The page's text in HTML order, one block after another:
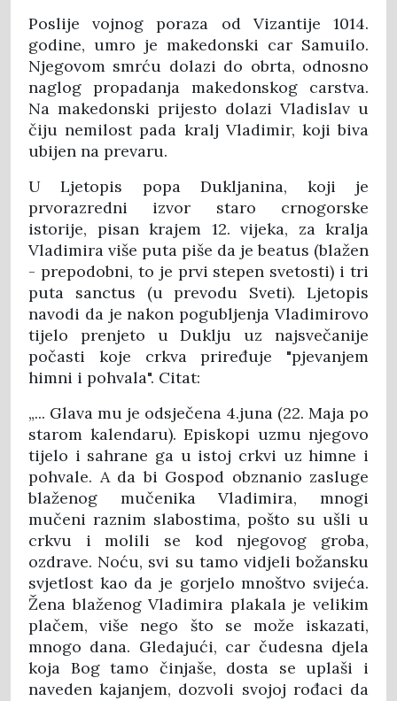
Poslije vojnog poraza od Vizantije 1014.
godine, umro je makedonski car Samuilo.
Njegovom smrću dolazi do obrta, odnosno
naglog propadanja makedonskog carstva.
Na makedonski prijesto dolazi Vladislav u
čiju nemilost pada kralj Vladimir, koji biva
ubijen na prevaru.
U Ljetopis popa Dukljanina, koji je
prvorazredni izvor staro crnogorske
istorije, pisan krajem 12. vijeka, za kralja
Vladimira više puta piše da je beatus (blažen
- prepodobni, to je prvi stepen svetosti) i tri
puta sanctus (u prevodu Sveti). Ljetopis
navodi da je nakon pogubljenja Vladimirovo
tijelo prenjeto u Duklju uz najsvečanije
počasti koje crkva priređuje "pjevanjem
himni i pohvala". Citat:
„... Glava mu je odsječena 4.juna (22. Maja po
starom kalendaru). Episkopi uzmu njegovo
tijelo i sahrane ga u istoj crkvi uz himne i
pohvale. A da bi Gospod obznanio zasluge
blaženog mučenika Vladimira, mnogi
mučeni raznim slabostima, pošto su ušli u
crkvu i molili se kod njegovog groba,
ozdrave. Noću, svi su tamo vidjeli božansku
svjetlost kao da je gorjelo mnoštvo svijeća.
Žena blaženog Vladimira plakala je velikim
plačem, više nego što se može iskazati,
mnogo dana. Gledajući, car čudesna djela
koja Bog tamo činjaše, dosta se uplaši i
naveden kajanjem, dozvoli svojoj rođaci da